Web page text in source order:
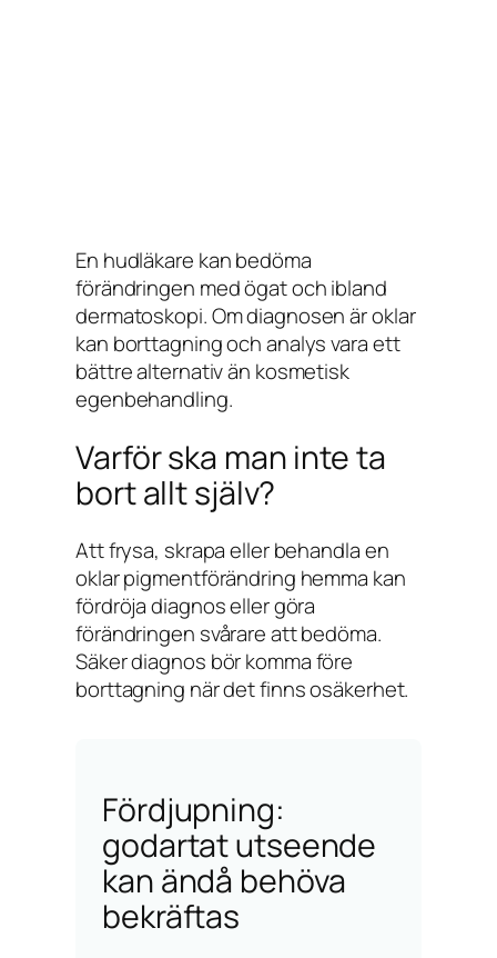
En hudläkare kan bedöma
förändringen med ögat och ibland
dermatoskopi. Om diagnosen är oklar
kan borttagning och analys vara ett
bättre alternativ än kosmetisk
egenbehandling.
Varför ska man inte ta
bort allt själv?
Att frysa, skrapa eller behandla en
oklar pigmentförändring hemma kan
fördröja diagnos eller göra
förändringen svårare att bedöma.
Säker diagnos bör komma före
borttagning när det finns osäkerhet.
Fördjupning:
godartat utseende
kan ändå behöva
bekräftas